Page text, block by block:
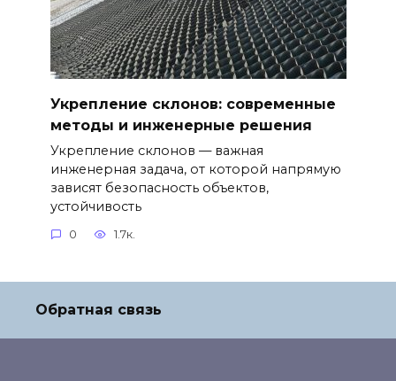
Укрепление склонов: современные
методы и инженерные решения
Укрепление склонов — важная
инженерная задача, от которой напрямую
зависят безопасность объектов,
устойчивость
0 1.7к.
Обратная связь